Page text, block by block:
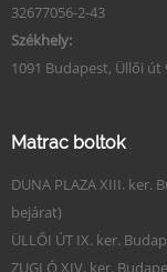
32677056-2-43
Székhely:
1091 Budapest, Üllői út
Matrac boltok
DUNA PLAZA XIII. ker.
bejárat)
ÜLLŐI ÚT IX. ker.
ZUGLÓ XIV. ker.